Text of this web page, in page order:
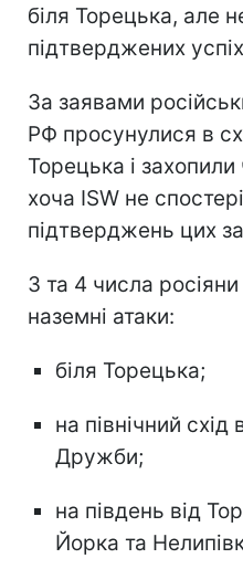
біля Торецька, але
підтверджених
За заявами
РФ просунулися в
Торецька і
хоча ISW не
підтверджень цих
3 та 4 числа
наземні атаки:
біля Торецька;
на північний схід
Дружби;
на південь від
Йорка та